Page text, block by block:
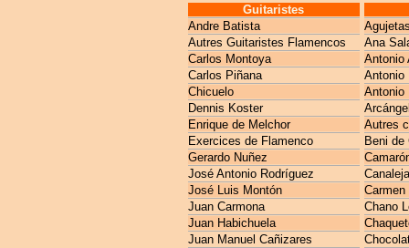
Guitaristes
Andre Batista
Autres Guitaristes Flamencos
Carlos Montoya
Carlos Piñana
Chicuelo
Dennis Koster
Enrique de Melchor
Exercices de Flamenco
Gerardo Nuñez
José Antonio Rodríguez
José Luis Montón
Juan Carmona
Juan Habichuela
Juan Manuel Cañizares
Ana
Antonio
Antonio
Antonio
Autres
Beni de
Carmen
Chano